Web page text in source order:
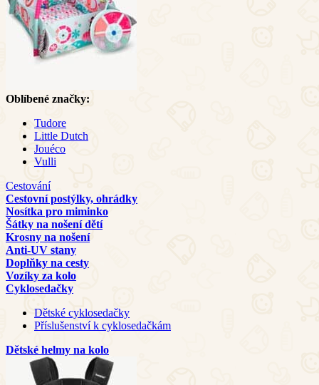
Oblíbené značky:
Tudore
Little Dutch
Jouéco
Vulli
Cestování
Cestovní postýlky, ohrádky
Nosítka pro miminko
Šátky na nošení dětí
Krosny na nošení
Anti-UV stany
Doplňky na cesty
Vozíky za kolo
Cyklosedačky
Dětské cyklosedačky
Příslušenství k cyklosedačkám
Dětské helmy na kolo